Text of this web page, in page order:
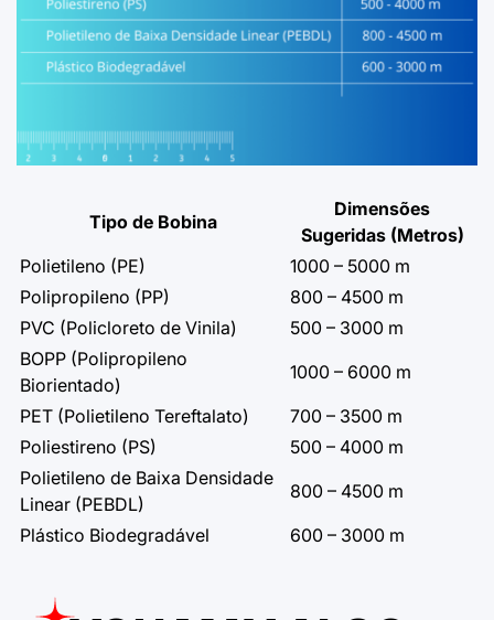
Tipo de Bobina
Dimensões
Sugeridas (Metros)
Polietileno (PE)
1000 – 5000 m
Polipropileno (PP)
800 – 4500 m
PVC (Policloreto de Vinila)
500 – 3000 m
BOPP (Polipropileno
Biorientado)
1000 – 6000 m
PET (Polietileno Tereftalato)
700 – 3500 m
Poliestireno (PS)
500 – 4000 m
Polietileno de Baixa Densidade
Linear (PEBDL)
800 – 4500 m
Plástico Biodegradável
600 – 3000 m